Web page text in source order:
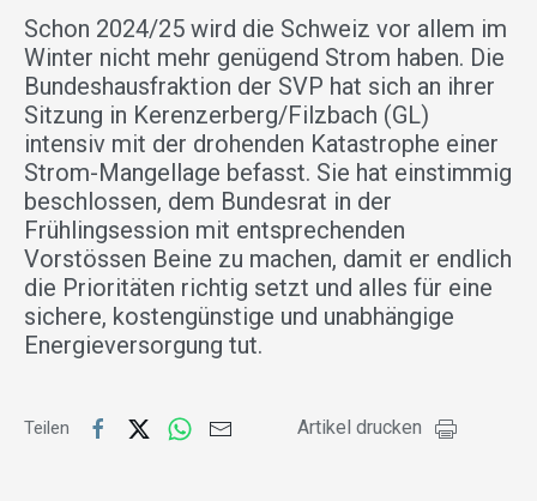
Schon 2024/25 wird die Schweiz vor allem im
Winter nicht mehr genügend Strom haben. Die
Bundeshausfraktion der SVP hat sich an ihrer
Sitzung in Kerenzerberg/Filzbach (GL)
intensiv mit der drohenden Katastrophe einer
Strom-Mangellage befasst. Sie hat einstimmig
beschlossen, dem Bundesrat in der
Frühlingsession mit entsprechenden
Vorstössen Beine zu machen, damit er endlich
die Prioritäten richtig setzt und alles für eine
sichere, kostengünstige und unabhängige
Energieversorgung tut.
Teilen Artikel drucken